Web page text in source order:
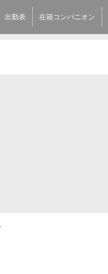
出勤表 在籍コンパニオン